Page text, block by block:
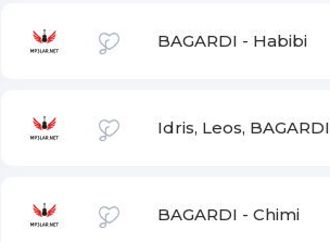
BAGARDI - Habibi
Idris, Leos, BAGARDI
BAGARDI - Chimi